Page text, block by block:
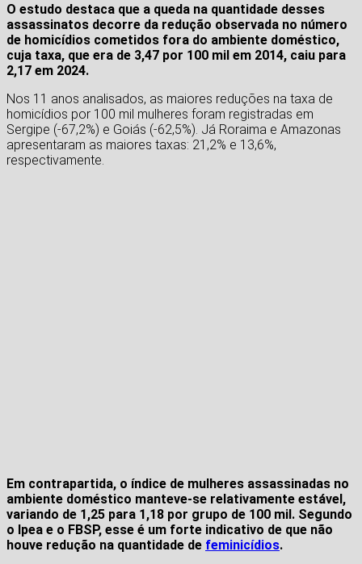
O estudo destaca que a queda na quantidade desses
assassinatos decorre da redução observada no número
de homicídios cometidos fora do ambiente doméstico,
cuja taxa, que era de 3,47 por 100 mil em 2014, caiu para
2,17 em 2024.
Nos 11 anos analisados, as maiores reduções na taxa de
homicídios por 100 mil mulheres foram registradas em
Sergipe (-67,2%) e Goiás (-62,5%). Já Roraima e Amazonas
apresentaram as maiores taxas: 21,2% e 13,6%,
respectivamente.
Em contrapartida, o índice de mulheres assassinadas no
ambiente doméstico manteve-se relativamente estável,
variando de 1,25 para 1,18 por grupo de 100 mil. Segundo
o Ipea e o FBSP, esse é um forte indicativo de que não
houve redução na quantidade de feminicídios.